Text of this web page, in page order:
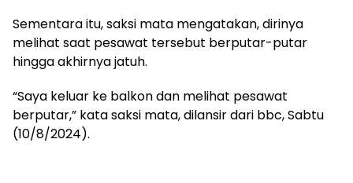
Sementara itu, saksi mata mengatakan, dirinya
melihat saat pesawat tersebut berputar-putar
hingga akhirnya jatuh.
“Saya keluar ke balkon dan melihat pesawat
berputar,” kata saksi mata, dilansir dari bbc, Sabtu
(10/8/2024).